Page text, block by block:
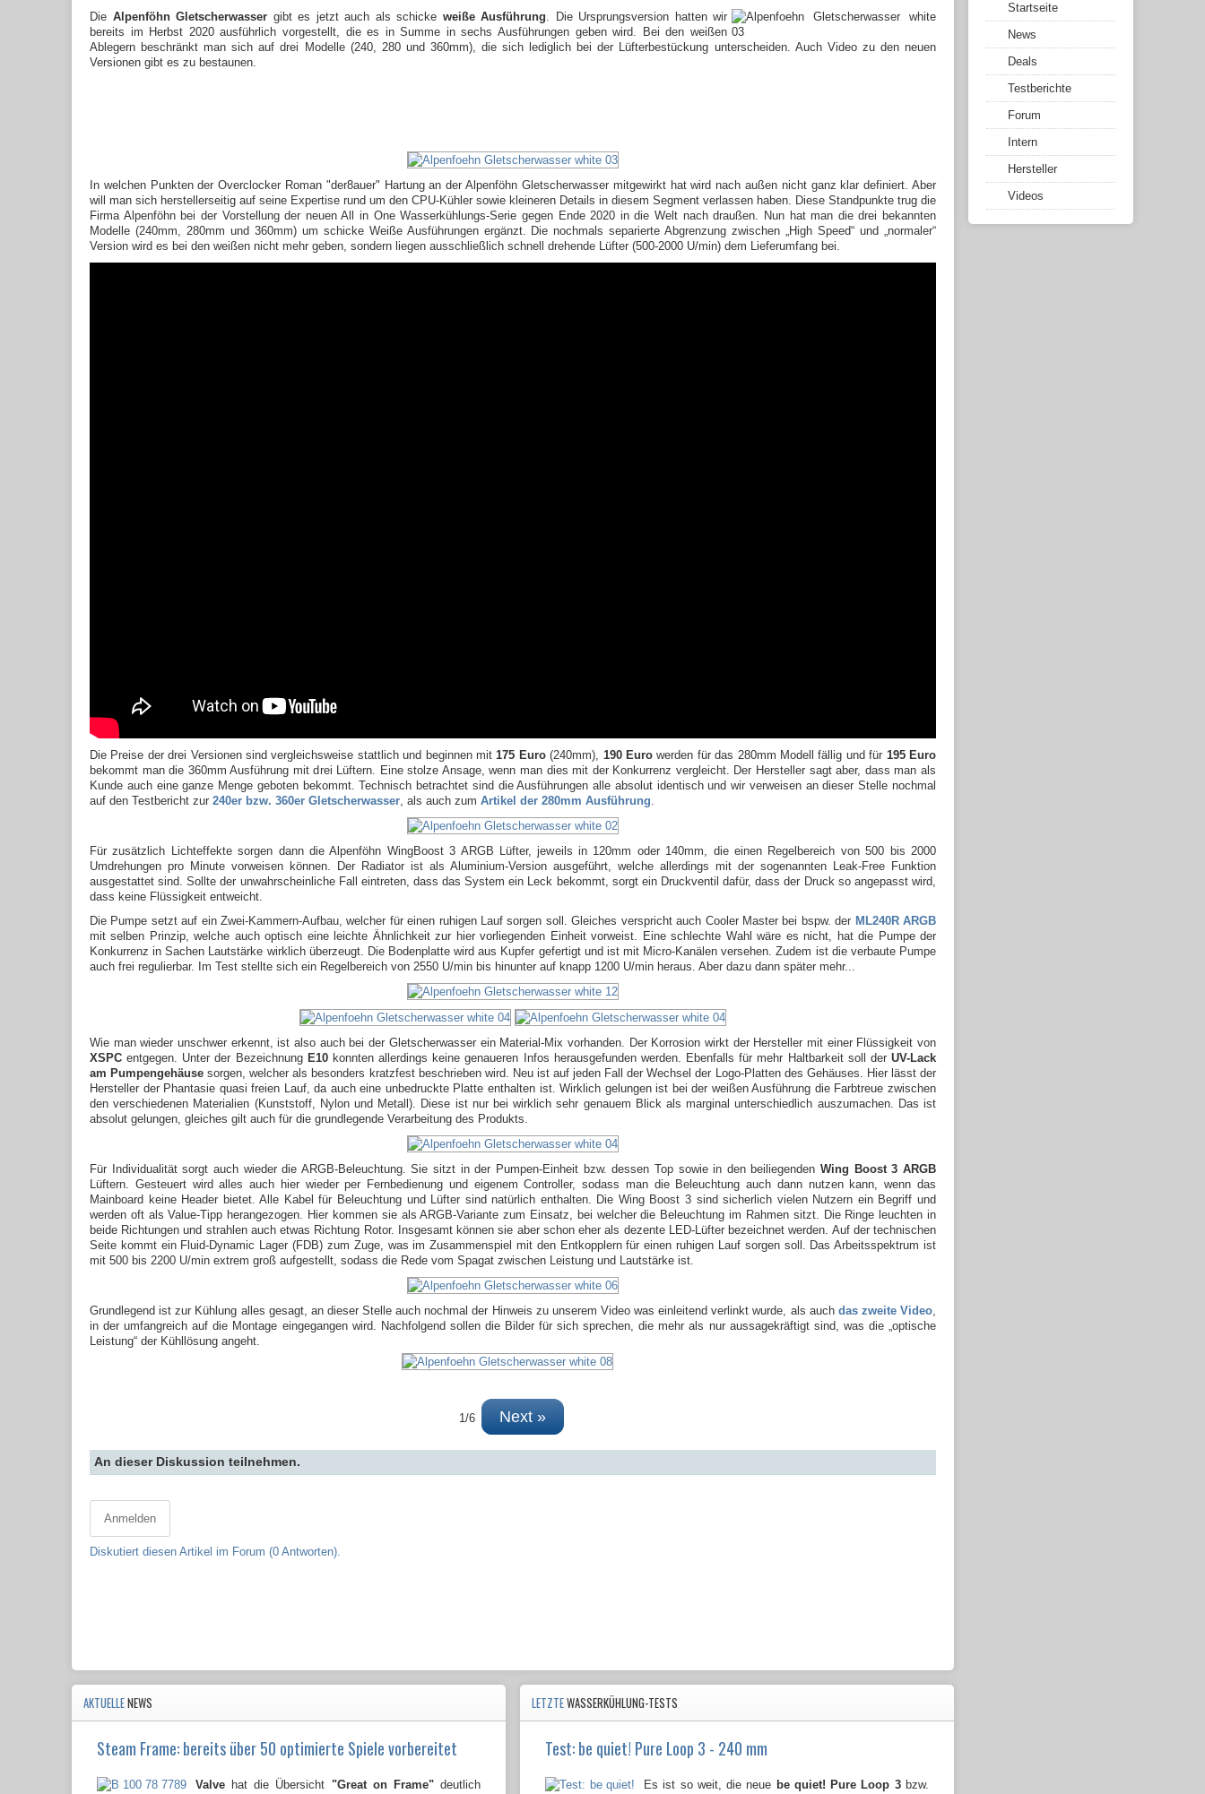
Die Alpenföhn Gletscherwasser gibt es jetzt auch als schicke weiße Ausführung. Die Ursprungsversion hatten wir
bereits im Herbst 2020 ausführlich vorgestellt, die es in Summe in sechs Ausführungen geben wird. Bei den weißen
Ablegern beschränkt man sich auf drei Modelle (240, 280 und 360mm), die sich lediglich bei der Lüfterbestückung unterscheiden. Auch Video zu den neuen
Versionen gibt es zu bestaunen.
In welchen Punkten der Overclocker Roman "der8auer" Hartung an der Alpenföhn Gletscherwasser mitgewirkt hat wird nach außen nicht ganz klar definiert. Aber
will man sich herstellerseitig auf seine Expertise rund um den CPU-Kühler sowie kleineren Details in diesem Segment verlassen haben. Diese Standpunkte trug die
Firma Alpenföhn bei der Vorstellung der neuen All in One Wasserkühlungs-Serie gegen Ende 2020 in die Welt nach draußen. Nun hat man die drei bekannten
Modelle (240mm, 280mm und 360mm) um schicke Weiße Ausführungen ergänzt. Die nochmals separierte Abgrenzung zwischen „High Speed“ und „normaler“
Version wird es bei den weißen nicht mehr geben, sondern liegen ausschließlich schnell drehende Lüfter (500-2000 U/min) dem Lieferumfang bei.
Die Preise der drei Versionen sind vergleichsweise stattlich und beginnen mit175 Euro(240mm), 190 Euro werden für das 280mm Modell fällig und für 195 Euro
bekommt man die 360mm Ausführung mit drei Lüftern. Eine stolze Ansage, wenn man dies mit der Konkurrenz vergleicht. Der Hersteller sagt aber, dass man als
Kunde auch eine ganze Menge geboten bekommt. Technisch betrachtet sind die Ausführungen alle absolut identisch und wir verweisen an dieser Stelle nochmal
auf den Testbericht zur 240er bzw. 360er Gletscherwasser, als auch zum Artikel der 280mm Ausführung.
Für zusätzlich Lichteffekte sorgen dann die Alpenföhn WingBoost 3 ARGB Lüfter, jeweils in 120mm oder 140mm, die einen Regelbereich von 500 bis 2000
Umdrehungen pro Minute vorweisen können. Der Radiator ist als Aluminium-Version ausgeführt, welche allerdings mit der sogenannten Leak-Free Funktion
ausgestattet sind. Sollte der unwahrscheinliche Fall eintreten, dass das System ein Leck bekommt, sorgt ein Druckventil dafür, dass der Druck so angepasst wird,
dass keine Flüssigkeit entweicht.
Die Pumpe setzt auf ein Zwei-Kammern-Aufbau, welcher für einen ruhigen Lauf sorgen soll. Gleiches verspricht auch Cooler Master bei bspw. der ML240R ARGB
mit selben Prinzip, welche auch optisch eine leichte Ähnlichkeit zur hier vorliegenden Einheit vorweist. Eine schlechte Wahl wäre es nicht, hat die Pumpe der
Konkurrenz in Sachen Lautstärke wirklich überzeugt. Die Bodenplatte wird aus Kupfer gefertigt und ist mit Micro-Kanälen versehen. Zudem ist die verbaute Pumpe
auch frei regulierbar. Im Test stellte sich ein Regelbereich von 2550 U/min bis hinunter auf knapp 1200 U/min heraus. Aber dazu dann später mehr...
Wie man wieder unschwer erkennt, ist also auch bei der Gletscherwasser ein Material-Mix vorhanden. Der Korrosion wirkt der Hersteller mit einer Flüssigkeit von
XSPC entgegen. Unter der Bezeichnung E10konnten allerdings keine genaueren Infos herausgefunden werden. Ebenfalls für mehr Haltbarkeit soll derUV-Lack
am Pumpengehäuse sorgen, welcher als besonders kratzfest beschrieben wird. Neu ist auf jeden Fall der Wechsel der Logo-Platten des Gehäuses. Hier lässt der
Hersteller der Phantasie quasi freien Lauf, da auch eine unbedruckte Platte enthalten ist. Wirklich gelungen ist bei der weißen Ausführung die Farbtreue zwischen
den verschiedenen Materialien (Kunststoff, Nylon und Metall). Diese ist nur bei wirklich sehr genauem Blick als marginal unterschiedlich auszumachen. Das ist
absolut gelungen, gleiches gilt auch für die grundlegende Verarbeitung des Produkts.
Für Individualität sorgt auch wieder die ARGB-Beleuchtung. Sie sitzt in der Pumpen-Einheit bzw. dessen Top sowie in den beiliegendenWing Boost 3 ARGB
Lüftern. Gesteuert wird alles auch hier wieder per Fernbedienung und eigenem Controller, sodass man die Beleuchtung auch dann nutzen kann, wenn das
Mainboard keine Header bietet. Alle Kabel für Beleuchtung und Lüfter sind natürlich enthalten. Die Wing Boost 3 sind sicherlich vielen Nutzern ein Begriff und
werden oft als Value-Tipp herangezogen. Hier kommen sie als ARGB-Variante zum Einsatz, bei welcher die Beleuchtung im Rahmen sitzt. Die Ringe leuchten in
beide Richtungen und strahlen auch etwas Richtung Rotor. Insgesamt können sie aber schon eher als dezente LED-Lüfter bezeichnet werden. Auf der technischen
Seite kommt ein Fluid-Dynamic Lager (FDB) zum Zuge, was im Zusammenspiel mit den Entkopplern für einen ruhigen Lauf sorgen soll. Das Arbeitsspektrum ist
mit 500 bis 2200 U/min extrem groß aufgestellt, sodass die Rede vom Spagat zwischen Leistung und Lautstärke ist.
Grundlegend ist zur Kühlung alles gesagt, an dieser Stelle auch nochmal der Hinweis zu unserem Video was einleitend verlinkt wurde, als auch das zweite Video,
in der umfangreich auf die Montage eingegangen wird. Nachfolgend sollen die Bilder für sich sprechen, die mehr als nur aussagekräftigt sind, was die „optische
Leistung“ der Kühllösung angeht.
1/6 Next »
An dieser Diskussion teilnehmen.
Anmelden
Diskutiert diesen Artikel im Forum (0 Antworten).
AKTUELLENEWS
Steam Frame: bereits über 50 optimierte Spiele vorbereitet
Valve hat die Übersicht "Great on Frame"deutlich
LETZTEWASSERKÜHLUNG-TESTS
Test: be quiet! Pure Loop 3 - 240 mm
Es ist so weit, die neue be quiet! Pure Loop 3bzw.
Startseite
News
Deals
Testberichte
Forum
Intern
Hersteller
Videos